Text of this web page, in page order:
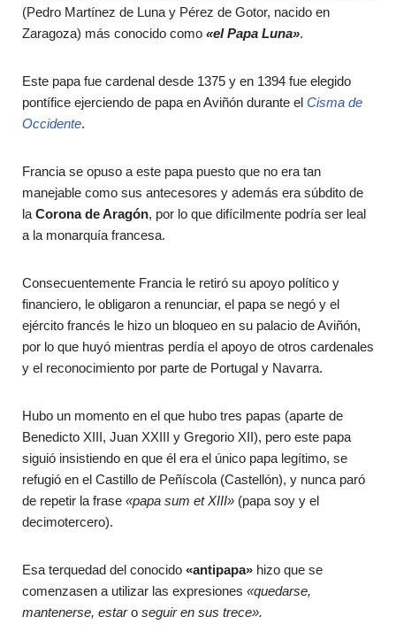
(Pedro Martínez de Luna y Pérez de Gotor, nacido en
Zaragoza) más conocido como «el Papa Luna».
Este papa fue cardenal desde 1375 y en 1394 fue elegido
pontífice ejerciendo de papa en Aviñón durante el Cisma de
Occidente.
Francia se opuso a este papa puesto que no era tan
manejable como sus antecesores y además era súbdito de
la Corona de Aragón, por lo que difícilmente podría ser leal
a la monarquía francesa.
Consecuentemente Francia le retiró su apoyo político y
financiero, le obligaron a renunciar, el papa se negó y el
ejército francés le hizo un bloqueo en su palacio de Aviñón,
por lo que huyó mientras perdía el apoyo de otros cardenales
y el reconocimiento por parte de Portugal y Navarra.
Hubo un momento en el que hubo tres papas (aparte de
Benedicto XIII, Juan XXIII y Gregorio XII), pero este papa
siguió insistiendo en que él era el único papa legítimo, se
refugió en el Castillo de Peñíscola (Castellón), y nunca paró
de repetir la frase «papa sum et XIII» (papa soy y el
decimotercero).
Esa terquedad del conocido «antipapa» hizo que se
comenzasen a utilizar las expresiones «quedarse,
mantenerse, estaro seguir en sus trece».